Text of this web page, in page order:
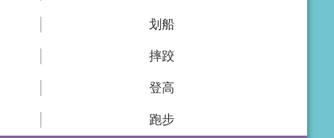
划船
摔跤
登高
跑步